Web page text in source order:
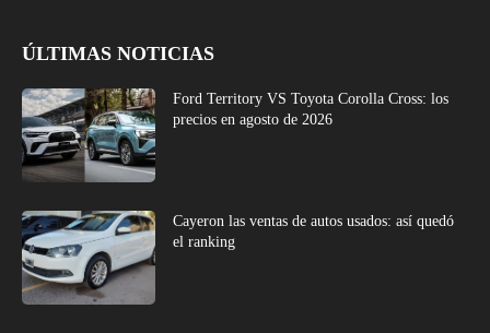
ÚLTIMAS NOTICIAS
Ford Territory VS Toyota Corolla Cross: los
precios en agosto de 2026
Cayeron las ventas de autos usados: así quedó
el ranking